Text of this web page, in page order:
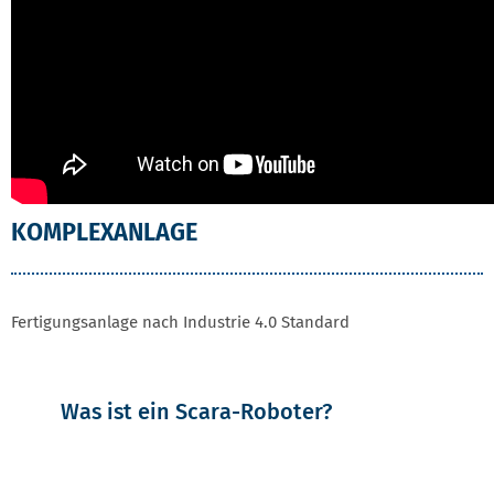
KOMPLEXANLAGE
Fertigungsanlage nach Industrie 4.0 Standard
Was ist ein Scara-Roboter?